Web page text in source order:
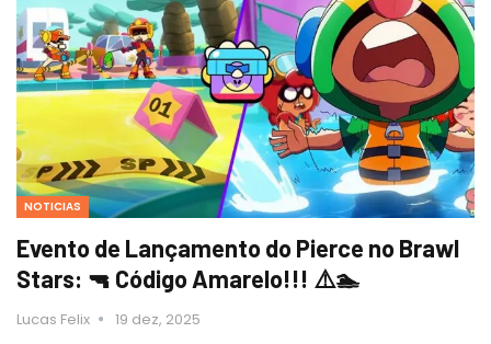
NOTICIAS
Evento de Lançamento do Pierce no Brawl
Stars: 🔫 Código Amarelo!!! ⚠️🏊
Lucas Felix 19 dez, 2025